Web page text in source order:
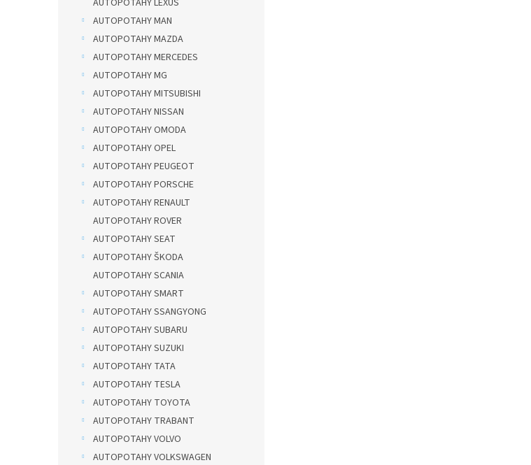
AUTOPOTAHY MAN
AUTOPOTAHY MAZDA
AUTOPOTAHY MERCEDES
AUTOPOTAHY MG
AUTOPOTAHY MITSUBISHI
AUTOPOTAHY NISSAN
AUTOPOTAHY OMODA
AUTOPOTAHY OPEL
AUTOPOTAHY PEUGEOT
AUTOPOTAHY PORSCHE
AUTOPOTAHY RENAULT
AUTOPOTAHY ROVER
AUTOPOTAHY SEAT
AUTOPOTAHY ŠKODA
AUTOPOTAHY SCANIA
AUTOPOTAHY SMART
AUTOPOTAHY SSANGYONG
AUTOPOTAHY SUBARU
AUTOPOTAHY SUZUKI
AUTOPOTAHY TATA
AUTOPOTAHY TESLA
AUTOPOTAHY TOYOTA
AUTOPOTAHY TRABANT
AUTOPOTAHY VOLVO
AUTOPOTAHY VOLKSWAGEN